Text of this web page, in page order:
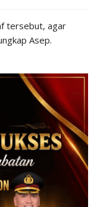
tersebut, agar
Asep.